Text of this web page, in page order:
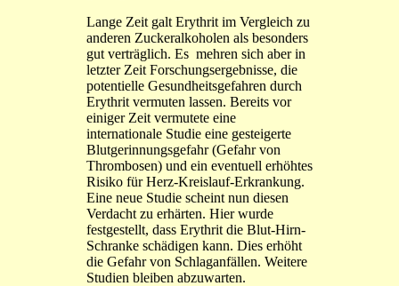
Lange Zeit galt Erythrit im Vergleich zu
anderen Zuckeralkoholen als besonders
gut verträglich. Es mehren sich aber in
letzter Zeit Forschungsergebnisse, die
potentielle Gesundheitsgefahren durch
Erythrit vermuten lassen. Bereits vor
einiger Zeit vermutete eine
internationale Studie eine gesteigerte
Blutgerinnungsgefahr (Gefahr von
Thrombosen) und ein eventuell erhöhtes
Risiko für Herz-Kreislauf-Erkrankung.
Eine neue Studie scheint nun diesen
Verdacht zu erhärten. Hier wurde
festgestellt, dass Erythrit die Blut-Hirn-
Schranke schädigen kann. Dies erhöht
die Gefahr von Schlaganfällen. Weitere
Studien bleiben abzuwarten.